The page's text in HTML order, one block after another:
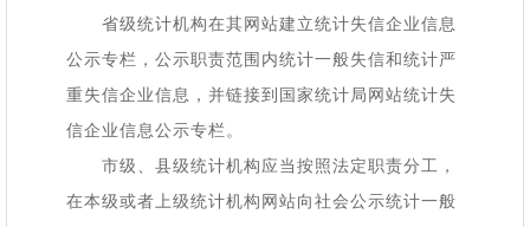
省级统计机构在其网站建立统计失信企业信息
公示专栏，公示职责范围内统计一般失信和统计严
重失信企业信息，并链接到国家统计局网站统计失
信企业信息公示专栏。
市级、县级统计机构应当按照法定职责分工，
在本级或者上级统计机构网站向社会公示统计一般